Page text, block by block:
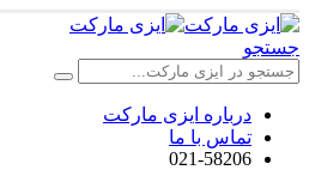
جستجو
درباره ایزی مارکت
تماس با ما
021-58206